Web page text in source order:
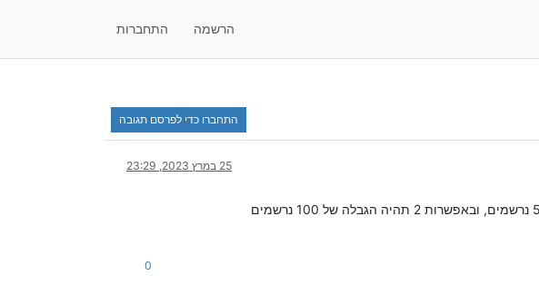
הרשמה התחברות
התחברו כדי לפרסם תגובה
25 במרץ 2023, 23:29
0